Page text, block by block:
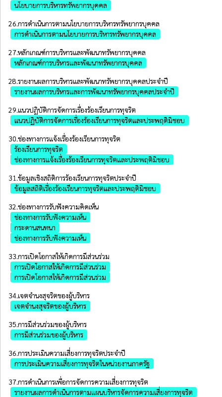
นโยบายการบริหารทรัพยากรบุคคล
26.การดำเนินการตามนโยบายการบริหารทรัพยากรบุคคล
การดำเนินการตามนโยบายการบริหารทรัพยากรบุคคล
27.หลักเกณฑ์การบริหารและพัฒนาทรัพยากรบุคคล
หลักเกณฑ์การบริหารและพัฒนาทรัพยากรบุคคล
28.รายงานผลการบริหารและพัฒนาทรัพยากรบุคคลประจําปี
รายงานผลการบริหารและการพัฒนาทรัพยากรบุคคลประจำปี
29.แนวปฏิบัติการจัดการเรื่องร้องเรียนการทุจริต
แนวปฏิบัติการจัดการเรื่องร้องเรียนการทุจริตและประพฤติมิชอบ
30.ช่องทางการแจ้งเรื่องร้องเรียนการทุจริต
ร้องเรียนการทุจริต
ช่องทางการแจ้งเรื่องร้องเรียนการทุจริตและประพฤติมิชอบ
31.ข้อมูลเชิงสถิติการร้องเรียนการทุจริตประจําปี
ข้อมูลสถิติเรื่องร้องเรียนการทุจริตและประพฤติมิชอบ
32.ช่องทางการรับฟังความคิดเห็น
ช่องทางการรับฟังความเห็น
กระดานสนทนา
ช่องทางการรับฟังความเห็น
33.การเปิดโอกาสให้เกิดการมีส่วนร่วม
การเปิดโอกาสให้เกิดการมีส่วนร่วม
การเปิดโอกาสให้เกิดการมีส่วนร่วม
34.เจตจํานงสุจริตของผู้บริหาร
เจตจำนงสุจริตของผู้บริหาร
35.การมีส่วนร่วมของผู้บริหาร
การมีส่วนร่วมของผู้บริหาร
36.การประเมินความเสี่ยงการทุจริตประจําปี
การประเมินความเสี่ยงการทุจริตในหน่วยงานภาครัฐ
37.การดำเนินการเพื่อการจัดการความเสี่ยงการทุจริต
รายงานผลการดำเนินการตามแผนบริหารจัดการความเสี่ยงการทุจริต